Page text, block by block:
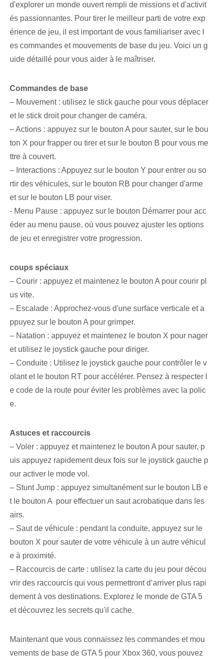
d'explorer un monde ouvert rempli de missions et d'activit
és passionnantes. Pour tirer le meilleur parti de votre exp
érience de jeu, il est important de vous familiariser avec l
es commandes et mouvements de base du jeu. Voici un g
uide détaillé pour vous aider à le maîtriser.
Commandes de base⁢
– Mouvement : utilisez le stick gauche pour vous déplacer
et le stick droit pour changer de caméra.
– Actions : appuyez sur le bouton A⁣ pour sauter, sur le bou
ton X​ pour frapper ou tirer et sur le bouton B pour vous me
ttre à couvert.
– Interactions : Appuyez sur le bouton Y pour entrer ou so
rtir des véhicules, sur le bouton RB pour changer d'arme
et sur le bouton LB pour viser.
-‍ Menu Pause : appuyez sur le bouton Démarrer pour acc
éder au menu pause, où vous pouvez ajuster les options
de jeu et enregistrer votre progression.
coups spéciaux
– Courir : appuyez et maintenez le bouton A pour courir pl
us vite.
– Escalade : ⁢Approchez-vous d'une ⁢surface verticale et a
ppuyez sur le bouton A pour grimper.
– Natation : appuyez et maintenez le bouton X pour nager
et utilisez le joystick gauche pour diriger.
– Conduite : Utilisez le joystick gauche pour contrôler le v
olant et le bouton RT pour accélérer. Pensez à respecter l
e code de la route pour éviter les problèmes avec la polic
e.
Astuces et raccourcis
– Voler : appuyez et maintenez le bouton A pour sauter, p
uis appuyez rapidement deux fois sur le joystick gauche p
our activer le mode vol.
– Stunt Jump : appuyez simultanément sur le bouton LB e
t le bouton A ⁢ pour effectuer un saut acrobatique dans les
airs.
– Saut de véhicule : pendant la conduite, appuyez sur le
bouton X pour sauter de votre véhicule à un autre véhicul
e à proximité.
– Raccourcis de carte : utilisez la carte du jeu pour décou
vrir des raccourcis qui vous permettront d’arriver plus rapi
dement à vos destinations. Explorez le monde de GTA 5
et découvrez les secrets qu'il cache.
Maintenant que vous connaissez les commandes et mou
vements de base de GTA 5 pour Xbox 360, vous pouvez